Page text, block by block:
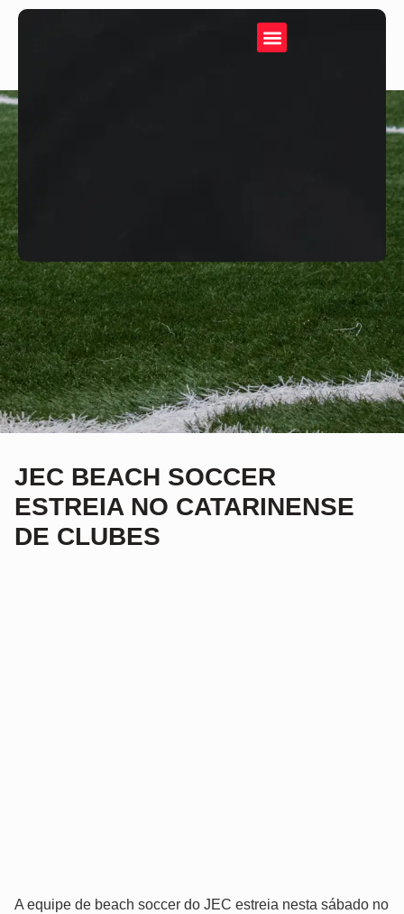
JEC BEACH SOCCER
ESTREIA NO CATARINENSE
DE CLUBES
A equipe de beach soccer do JEC estreia nesta sábado no